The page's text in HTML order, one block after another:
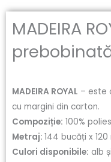
MADEIRA
MADEIRA ROYAL – este
cu margini din carton.
Compoziție: 100%
Metraj: 144 bucăți x 120
Culori disponibile: alb